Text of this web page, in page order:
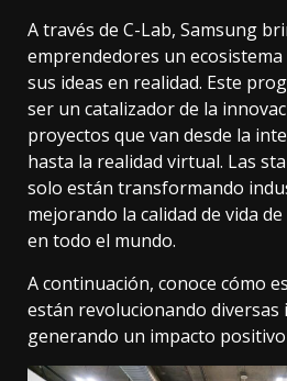
A través de C-Lab, Samsung
emprendedores un
sus ideas en realidad. Este
ser un catalizador de la
proyectos que van desde la
hasta la realidad virtual. Las
solo están transformando
mejorando la calidad de vida
en todo el mundo.
A continuación, conoce cómo
están revolucionando diversas
generando un impacto positivo